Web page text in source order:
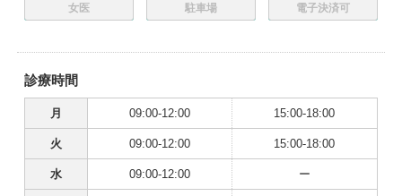
女医 駐車場 電子決済可
診療時間
月 09:00-12:00 15:00-18:00
火 09:00-12:00 15:00-18:00
水 09:00-12:00 ー